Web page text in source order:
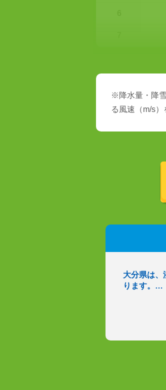
※降水量・降
る風速（m/s）
大分県は、
ります。…